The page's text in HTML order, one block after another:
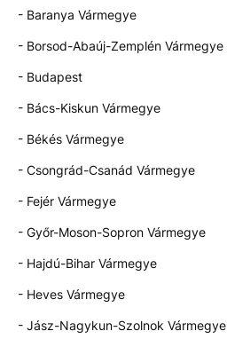
- Baranya Vármegye
- Borsod-Abaúj-Zemplén Vármegye
- Budapest
- Bács-Kiskun Vármegye
- Békés Vármegye
- Csongrád-Csanád Vármegye
- Fejér Vármegye
- Győr-Moson-Sopron Vármegye
- Hajdú-Bihar Vármegye
- Heves Vármegye
- Jász-Nagykun-Szolnok Vármegye